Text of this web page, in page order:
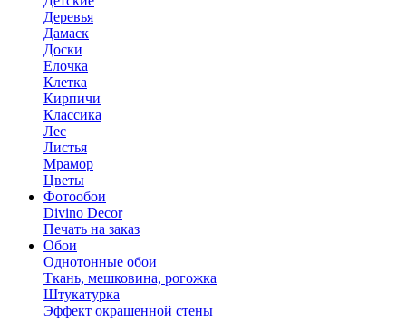
Деревья
Дамаск
Доски
Елочка
Клетка
Кирпичи
Классика
Лес
Листья
Мрамор
Цветы
Фотообои
Divino Decor
Печать на заказ
Обои
Однотонные обои
Ткань, мешковина, рогожка
Штукатурка
Эффект окрашенной стены